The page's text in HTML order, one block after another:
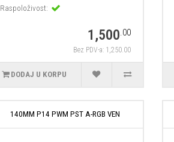
Raspoloživost:
1,500.00
Bez PDV-a: 1,250.00
DODAJ U KORPU
140MM P14 PWM PST A-RGB VEN